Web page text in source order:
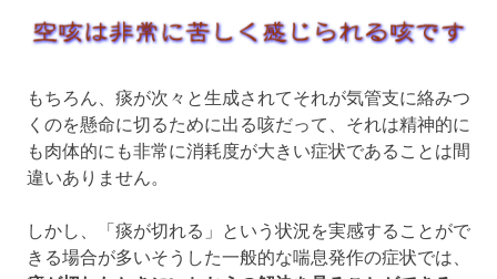
もちろん、痰が次々と生成されてそれが気管支に絡みつ
くのを懸命に切るために出る咳だって、それは精神的に
も肉体的にも非常に消耗度が大きい症状であることは間
違いありません。
しかし、「痰が切れる」という状況を実感することがで
きる場合が多いそうした一般的な喘息発作の症状では、